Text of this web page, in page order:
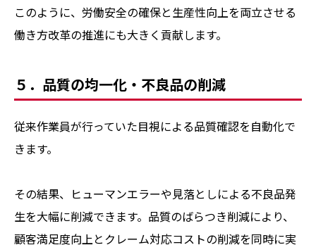
このように、労働安全の確保と生産性向上を両立させる
働き方改革の推進にも大きく貢献します。
５．品質の均一化・不良品の削減
従来作業員が行っていた目視による品質確認を自動化で
きます。
その結果、ヒューマンエラーや見落としによる不良品発
生を大幅に削減できます。品質のばらつき削減により、
顧客満足度向上とクレーム対応コストの削減を同時に実